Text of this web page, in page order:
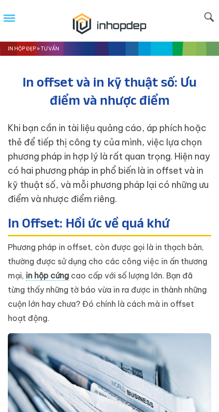
IN HỘP ĐẸP»TƯ VẤN
In offset và in kỹ thuật số: Ưu
điểm và nhược điểm
Khi bạn cần in tài liệu quảng cáo, áp phích hoặc
thẻ để tiếp thị công ty của mình, việc lựa chọn
phương pháp in hợp lý là rất quan trọng. Hiện nay
có hai phương pháp in phổ biến là in offset và in
kỹ thuật số, và mỗi phương pháp lại có những ưu
điểm và nhược điểm riêng.
In Offset: Hồi ức về quá khứ
Phương pháp in offset, còn được gọi là in thạch bản,
thường được sử dụng cho các công việc in ấn thương
mại, in hộp cứng cao cấp với số lượng lớn. Bạn đã
từng thấy những tờ báo vừa in ra được in thành những
cuộn lớn hay chưa? Đó chính là cách mà in offset
hoạt động.